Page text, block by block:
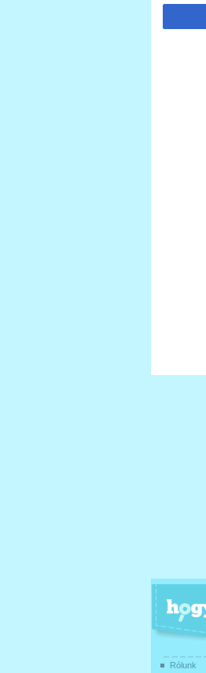
Rólunk